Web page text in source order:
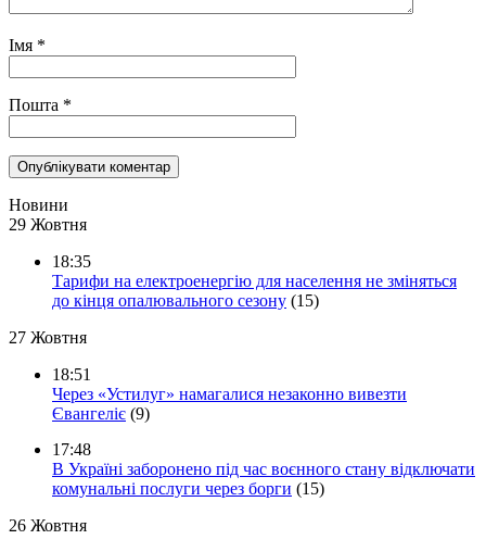
Імя *
Пошта *
Новини
29 Жовтня
18:35
Тарифи на електроенергію для населення не зміняться
до кінця опалювального сезону (15)
27 Жовтня
18:51
Через «Устилуг» намагалися незаконно вивезти
Євангеліє (9)
17:48
В Україні заборонено під час воєнного стану відключати
комунальні послуги через борги (15)
26 Жовтня